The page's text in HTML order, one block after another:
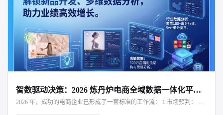
智数驱动决策：2026 炼丹炉电商全域数据一体化平台深度解析
2026 年，成功的电商企业已形成了一套标准的工作流： 1.市场预判： 利用炼丹炉下钻三级品类，寻找高增长、低竞争的黑马赛道。 2.研发指导： 结合评价语义分析与属性交叉分析，确定新品的功能点与设计方向。 3.定价卡位： 参考细分品类的价格带分布，制定具备竞争力的初始定价。 4.动态调优： 实时监控竞品的改名与调价动作，利用炼丹炉的决策建议进行策略对冲。